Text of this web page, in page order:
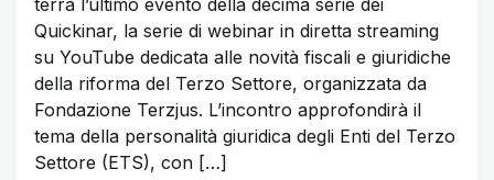
terrà l’ultimo evento della decima serie dei
Quickinar, la serie di webinar in diretta streaming
su YouTube dedicata alle novità fiscali e giuridiche
della riforma del Terzo Settore, organizzata da
Fondazione Terzjus. L’incontro approfondirà il
tema della personalità giuridica degli Enti del Terzo
Settore (ETS), con […]